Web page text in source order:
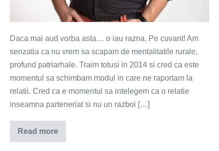
Daca mai aud vorba asta… o iau razna. Pe cuvant! Am
senzatia ca nu vrem sa scapam de mentalitatile rurale,
profund patriarhale. Traim totusi in 2014 si cred ca este
momentul sa schimbam modul in care ne raportam la
relatii. Cred ca e momentul sa intelegem ca o relatie
inseamna parteneriat si nu un razboi […]
Read more
La
voi